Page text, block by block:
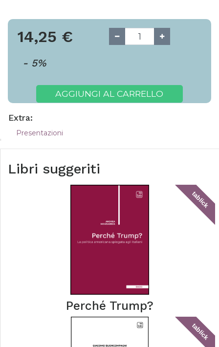
14,25 €
- 5%
AGGIUNGI AL CARRELLO
Extra:
Presentazioni
Libri suggeriti
tablick
Perché Trump?
tablick